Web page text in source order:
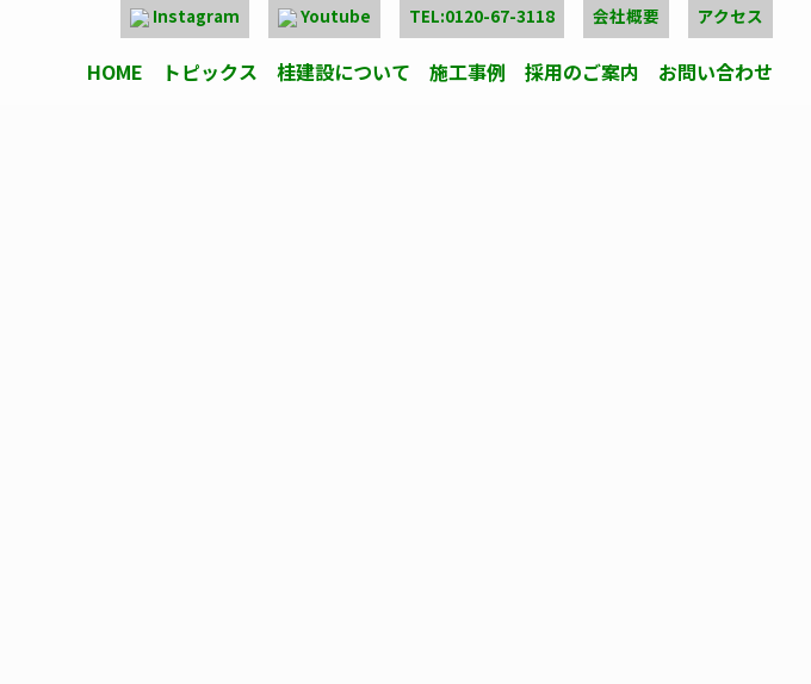
Instagram Youtube TEL:0120-67-3118 会社概要 アクセス
HOME トピックス 桂建設について 施工事例 採用のご案内 お問い合わせ